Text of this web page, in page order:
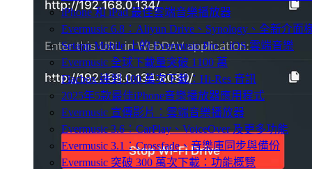
iPhone 和 iPad 最佳雲端音樂播放器
Evermusic 6.8：Aliyun Drive、Synology、全新介面
Setapp Mobile 上的 Evermusic Pro：iOS 雲端音樂
Evermusic 全球下載量突破 1100 萬
Flacbox 達到 100 萬次下載：Hi-Res 音訊
2025年5款最佳iPhone音樂播放器應用程式
Evermusic 宣傳影片：雲端音樂播放器
Evermusic 3.6：CarPlay、VoiceOver 及更多功能
Evermusic 3.1：Crossfade、音樂庫同步與備份
Evermusic 突破 300 萬次下載：功能概覽